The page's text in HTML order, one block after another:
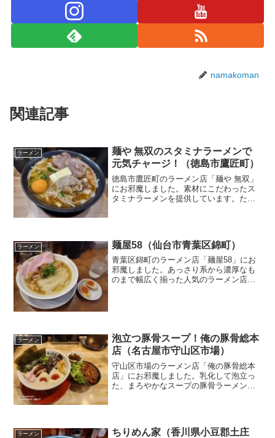
namakoman
関連記事
ラーメン
麺や 無双のスタミナラーメンで
元気チャージ！（徳島市鷹匠町）
徳島市鷹匠町のラーメン店「麺や 無双」
にお邪魔しました。素材にこだわったス
タミナラーメンを提供しています。たっ
ラーメン 麺屋58（仙台市青葉区錦町）
青葉区錦町のラーメン店「麺屋58」にお
邪魔しました。あっさり系から濃厚なも
のまで幅広く揃った人気のラーメン店で
ラーメン
泡立つ豚骨スープ！俺の豚骨総本
店（名古屋市守山区市場）
守山区市場のラーメン店「俺の豚骨総本
店」にお邪魔しました。乳化して泡立っ
た、まろやかなスープの豚骨ラーメン
「中毒飯」なども味わえます。
ラーメン
ちりめん家（香川県小豆郡土庄